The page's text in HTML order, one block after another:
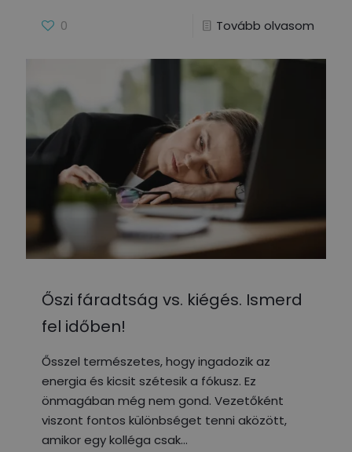
0 Tovább olvasom
Őszi fáradtság vs. kiégés. Ismerd
fel időben!
Ősszel természetes, hogy ingadozik az
energia és kicsit szétesik a fókusz. Ez
önmagában még nem gond. Vezetőként
viszont fontos különbséget tenni aközött,
amikor egy kolléga csak